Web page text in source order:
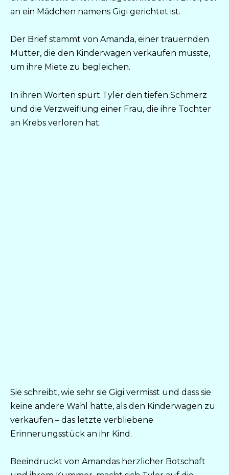
an ein Mädchen namens Gigi gerichtet ist.
Der Brief stammt von Amanda, einer trauernden
Mutter, die den Kinderwagen verkaufen musste,
um ihre Miete zu begleichen.
In ihren Worten spürt Tyler den tiefen Schmerz
und die Verzweiflung einer Frau, die ihre Tochter
an Krebs verloren hat.
Sie schreibt, wie sehr sie Gigi vermisst und dass sie
keine andere Wahl hatte, als den Kinderwagen zu
verkaufen – das letzte verbliebene
Erinnerungsstück an ihr Kind.
Beeindruckt von Amandas herzlicher Botschaft